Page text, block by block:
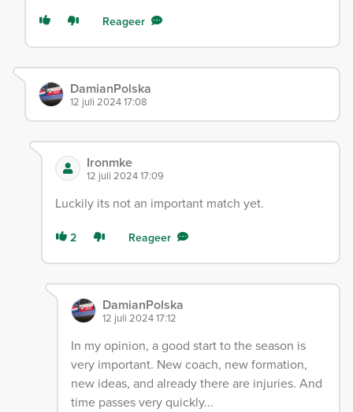
Reageer
DamianPolska
12 juli 2024 17:08
Ironmke
12 juli 2024 17:09
Luckily its not an important match yet.
2 Reageer
DamianPolska
12 juli 2024 17:12
In my opinion, a good start to the season is
very important. New coach, new formation,
new ideas, and already there are injuries. And
time passes very quickly...